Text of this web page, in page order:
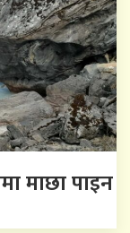
माछा पाइन